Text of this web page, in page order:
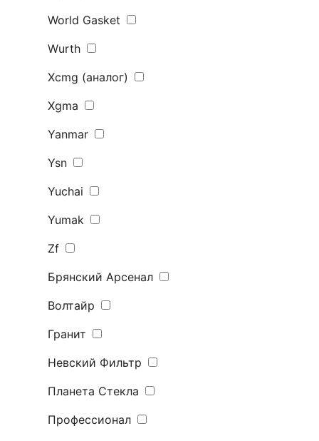
World Gasket
Wurth
Xcmg (аналог)
Xgma
Yanmar
Ysn
Yuchai
Yumak
Zf
Брянский Арсенал
Волтайр
Гранит
Невский Фильтр
Планета Стекла
Профессионал